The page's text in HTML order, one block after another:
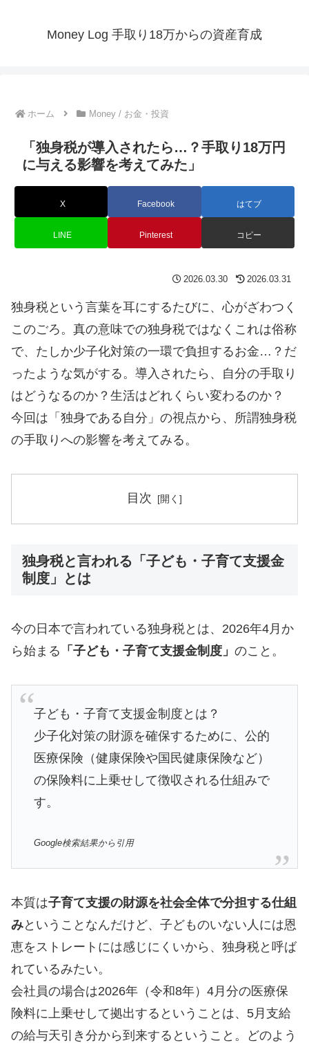
Money Log 手取り18万からの資産育成
ホーム Money / お金・投資
「独身税が導入されたら…？手取り18万円
に与える影響を考えてみた」
X Facebook はてブ
LINE Pinterest コピー
2026.03.30 2026.03.31
独身税という言葉を耳にするたびに、心がざわつく
このごろ。真の意味での独身税ではなくこれは俗称
で、たしか少子化対策の一環で負担するお金…？だ
ったような気がする。導入されたら、自分の手取り
はどうなるのか？生活はどれくらい変わるのか？
今回は「独身である自分」の視点から、所謂独身税
の手取りへの影響を考えてみる。
目次
独身税と言われる「子ども・子育て支援金
制度」とは
今の日本で言われている独身税とは、2026年4月か
ら始まる 「子ども・子育て支援金制度」 のこと。
子ども・子育て支援金制度とは？
少子化対策の財源を確保するために、公的
医療保険（健康保険や国民健康保険など）
の保険料に上乗せして徴収される仕組みで
す。
Google検索結果から引用
本質は子育て支援の財源を社会全体で分担する仕組
みということなんだけど、子どものいない人には恩
恵をストレートには感じにくいから、独身税と呼ば
れているみたい。
会社員の場合は2026年（令和8年）4月分の医療保
険料に上乗せして拠出するということは、5月支給
の給与天引き分から到来するということ。どのよう